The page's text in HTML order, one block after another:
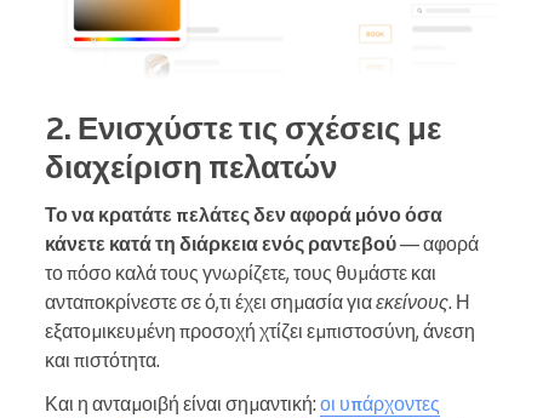
2. Ενισχύστε τις σχέσεις με
διαχείριση πελατών
Το να κρατάτε πελάτες δεν αφορά μόνο όσα
κάνετε κατά τη διάρκεια ενός ραντεβού— αφορά
το πόσο καλά τους γνωρίζετε, τους θυμάστε και
ανταποκρίνεστε σε ό,τι έχει σημασία γιαεκείνους. Η
εξατομικευμένη προσοχή χτίζει εμπιστοσύνη, άνεση
και πιστότητα.
Και η ανταμοιβή είναι σημαντική: οι υπάρχοντες